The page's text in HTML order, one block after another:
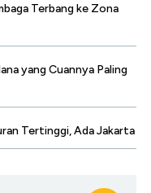
Terbang ke Zona
yang Cuannya Paling
Tertinggi, Ada Jakarta